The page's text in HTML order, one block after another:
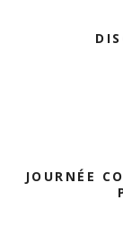
JOURNÉE